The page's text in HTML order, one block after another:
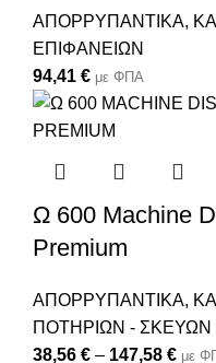
ΑΠΟΡΡΥΠΑΝΤΙΚΑ,
ΕΠΙΦΑΝΕΙΩΝ
94,41 € με ΦΠΑ
Ω 600 Machine
Premium
ΑΠΟΡΡΥΠΑΝΤΙΚΑ,
ΠΟΤΗΡΙΩΝ - ΣΚΕΥΩΝ
38,56 € – 147,58 € με